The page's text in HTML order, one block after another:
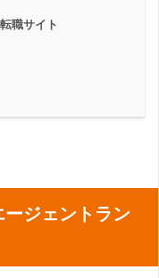
職サイト
ジェントラン